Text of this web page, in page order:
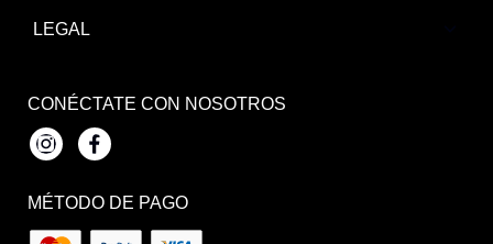
LEGAL
CONÉCTATE CON NOSOTROS
InstagramFacebook
MÉTODO DE PAGO